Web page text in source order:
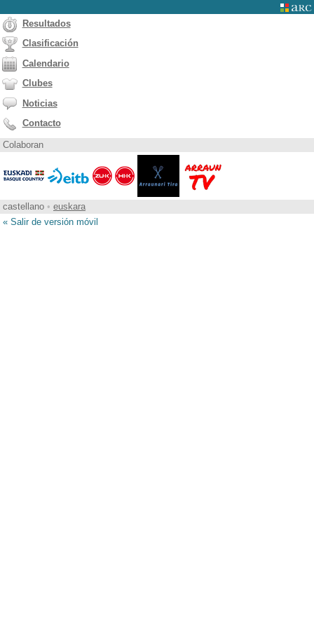
Resultados
Clasificación
Calendario
Clubes
Noticias
Contacto
Colaboran
castellano • euskara
« Salir de versión móvil